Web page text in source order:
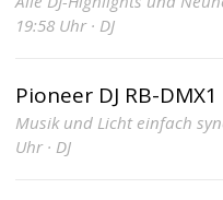
19:58 Uhr · DJ
Pioneer DJ RB-DMX1
Musik und Licht einfach
Uhr · DJ